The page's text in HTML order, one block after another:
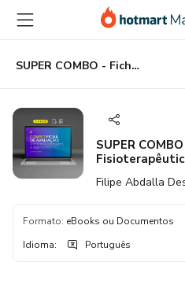
para
conteúdo
principal
para
pagamento
para
rodapé
SUPER COMBO - Fichas de Avaliação Fisioterapêutica - Windows e MacOS
SUPER
Filipe Abdalla
Formato: eBooks ou Documentos
Idioma: Português